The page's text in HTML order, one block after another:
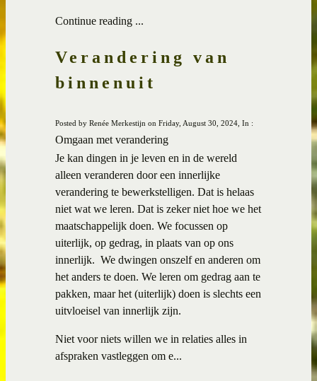
Continue reading ...
Verandering van
binnenuit
Posted by Renée Merkestijn on Friday, August 30, 2024, In :
Omgaan met verandering
Je kan dingen in je leven en in de wereld
alleen veranderen door een innerlijke
verandering te bewerkstelligen. Dat is helaas
niet wat we leren. Dat is zeker niet hoe we het
maatschappelijk doen. We focussen op
uiterlijk, op gedrag, in plaats van op ons
innerlijk. We dwingen onszelf en anderen om
het anders te doen. We leren om gedrag aan te
pakken, maar het (uiterlijk) doen is slechts een
uitvloeisel van innerlijk zijn.
Niet voor niets willen we in relaties alles in
afspraken vastleggen om e...